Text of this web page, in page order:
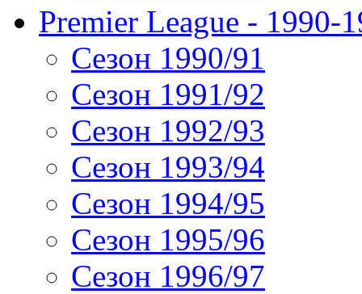
Premier League - 1990-
Сезон 1990/91
Сезон 1991/92
Сезон 1992/93
Сезон 1993/94
Сезон 1994/95
Сезон 1995/96
Сезон 1996/97